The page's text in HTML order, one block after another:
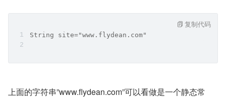
String site="www.flydean.com"
复制代码
上面的字符串”www.flydean.com”可以看做是一个静态常